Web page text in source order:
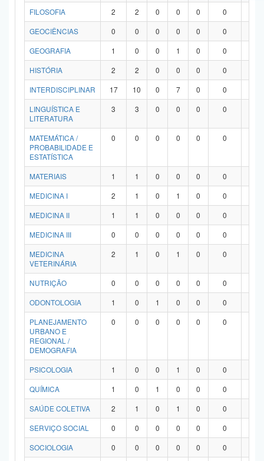
FILOSOFIA
2 2 0 0 0 0
GEOCIÊNCIAS
0 0 0 0 0 0
GEOGRAFIA
1 0 0 1 0 0
HISTÓRIA
2 2 0 0 0 0
INTERDISCIPLINAR
17 10 0 7 0 0
LINGUÍSTICA E
LITERATURA
3 3 0 0 0 0
MATEMÁTICA /
PROBABILIDADE E
ESTATÍSTICA
0 0 0 0 0 0
MATERIAIS 1 1 0 0 0 0
MEDICINA I
2 1 0 1 0 0
MEDICINA II
1 1 0 0 0 0
MEDICINA III
0 0 0 0 0 0
MEDICINA
VETERINÁRIA
2 1 0 1 0 0
NUTRIÇÃO 0 0 0 0 0 0
ODONTOLOGIA
1 0 1 0 0 0
PLANEJAMENTO
URBANO E
REGIONAL /
DEMOGRAFIA
0 0 0 0 0 0
PSICOLOGIA 1 0 0 1 0 0
QUÍMICA
1 0 1 0 0 0
SAÚDE COLETIVA
2 1 0 1 0 0
SERVIÇO SOCIAL
0 0 0 0 0 0
SOCIOLOGIA
0 0 0 0 0 0